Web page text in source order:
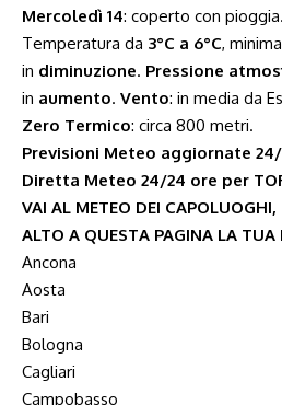
Mercoledì 14: coperto con
Temperatura da 3°C a 6°C,
in diminuzione. Pressione
in aumento. Vento: in media da
Zero Termico: circa 800 metri.
Previsioni Meteo aggiornate 24/
Diretta Meteo 24/24 ore per
VAI AL METEO DEI CAPOLUOGHI,
ALTO A QUESTA PAGINA LA TUA
Ancona
Aosta
Bari
Bologna
Cagliari
Campobasso